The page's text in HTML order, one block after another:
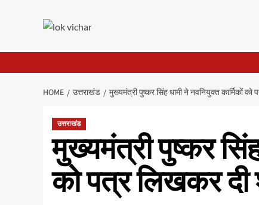
HOME उत्तराखंड मुख्यमंत्री पुष्कर सिंह धामी ने नवनियुक्त कार्मिकों
उत्तराखंड
मुख्यमंत्री पुष्कर
को पत्र लिखकर